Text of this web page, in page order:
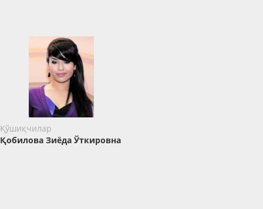
Қўшиқчилар
Қобилова Зиёда Ўткировна